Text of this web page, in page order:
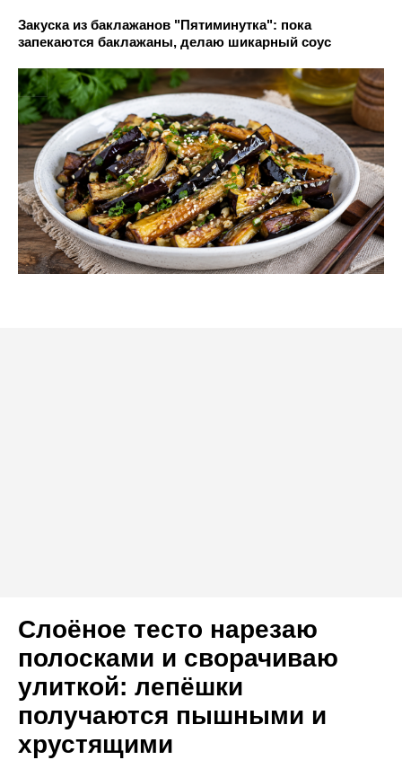
Закуска из баклажанов "Пятиминутка": пока
запекаются баклажаны, делаю шикарный соус
Слоёное тесто нарезаю
полосками и сворачиваю
улиткой: лепёшки
получаются пышными и
хрустящими